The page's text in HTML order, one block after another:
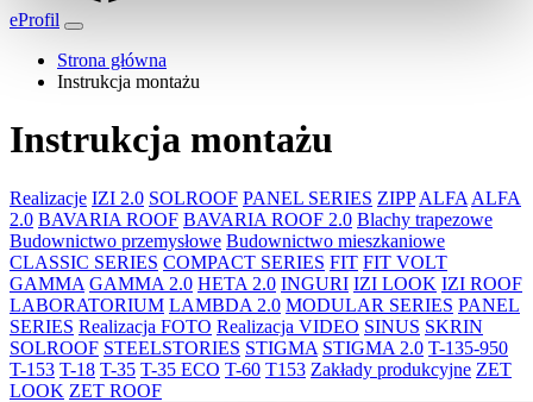
eProfil
Strona główna
Instrukcja montażu
Instrukcja montażu
Realizacje IZI 2.0 SOLROOF PANEL SERIES ZIPP ALFA ALFA
2.0 BAVARIA ROOF BAVARIA ROOF 2.0 Blachy trapezowe
Budownictwo przemysłowe Budownictwo mieszkaniowe
CLASSIC SERIES COMPACT SERIES FIT FIT VOLT
GAMMA GAMMA 2.0 HETA 2.0 INGURI IZI LOOK IZI ROOF
LABORATORIUM LAMBDA 2.0 MODULAR SERIES PANEL
SERIES Realizacja FOTO Realizacja VIDEO SINUS SKRIN
SOLROOF STEELSTORIES STIGMA STIGMA 2.0 T-135-950
T-153 T-18 T-35 T-35 ECO T-60 T153 Zakłady produkcyjne ZET
LOOK ZET ROOF